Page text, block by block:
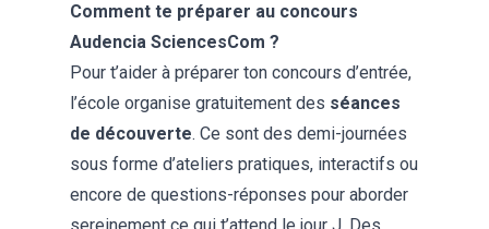
Comment te préparer au concours
Audencia SciencesCom ?
Pour t’aider à préparer ton concours d’entrée,
l’école organise gratuitement des séances
de découverte. Ce sont des demi-journées
sous forme d’ateliers pratiques, interactifs ou
encore de questions-réponses pour aborder